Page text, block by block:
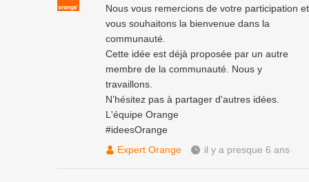
Nous vous remercions de votre participation et
vous souhaitons la bienvenue dans la
communauté.
Cette idée est déjà proposée par un autre
membre de la communauté. Nous y
travaillons.
N’hésitez pas à partager d'autres idées.
L'équipe Orange
#ideesOrange
Expert Orange
il y a presque 6 ans